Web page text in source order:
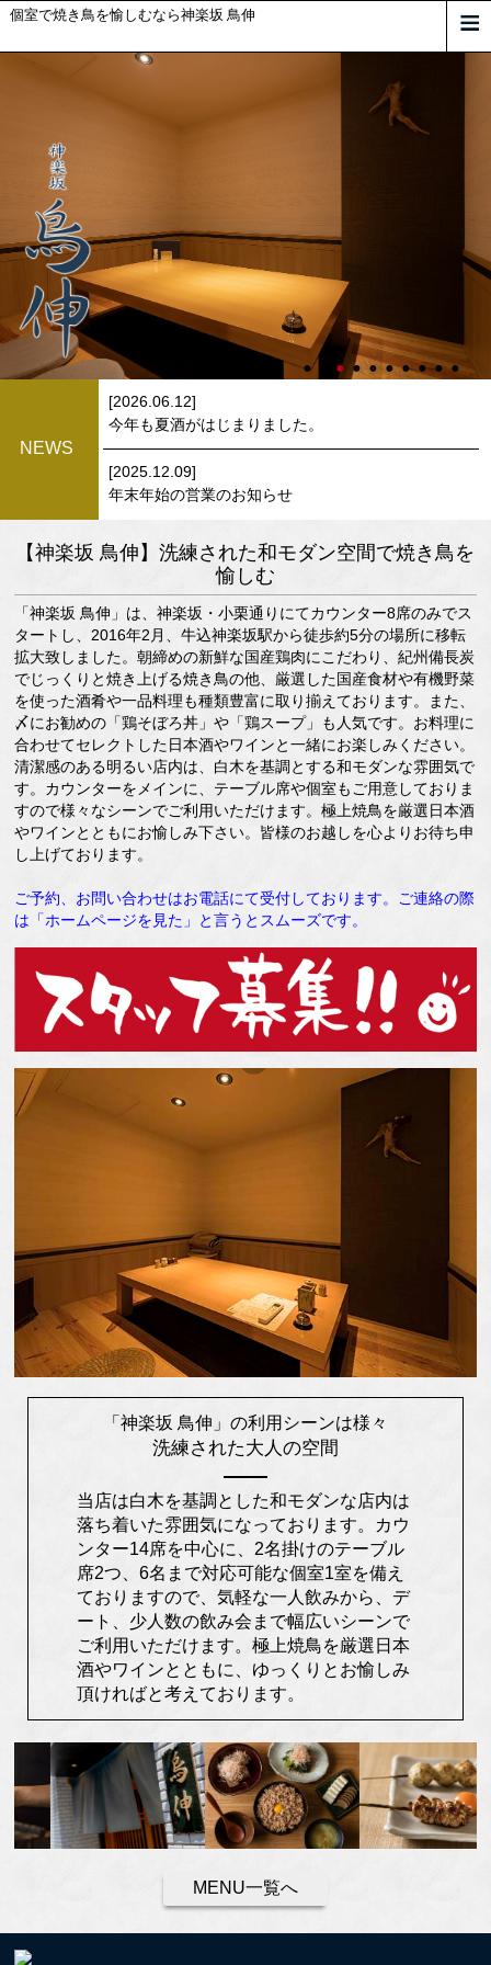
個室で焼き鳥を愉しむなら神楽坂 鳥伸
NEWS
[2026.06.12]
今年も夏酒がはじまりました。
[2025.12.09]
年末年始の営業のお知らせ
【神楽坂 鳥伸】洗練された和モダン空間で焼き鳥を
愉しむ
「神楽坂 鳥伸」は、神楽坂・小栗通りにてカウンター8席のみでス
タートし、2016年2月、牛込神楽坂駅から徒歩約5分の場所に移転
拡大致しました。朝締めの新鮮な国産鶏肉にこだわり、紀州備長炭
でじっくりと焼き上げる焼き鳥の他、厳選した国産食材や有機野菜
を使った酒肴や一品料理も種類豊富に取り揃えております。また、
〆にお勧めの「鶏そぼろ丼」や「鶏スープ」も人気です。お料理に
合わせてセレクトした日本酒やワインと一緒にお楽しみください。
清潔感のある明るい店内は、白木を基調とする和モダンな雰囲気で
す。カウンターをメインに、テーブル席や個室もご用意しておりま
すので様々なシーンでご利用いただけます。極上焼鳥を厳選日本酒
やワインとともにお愉しみ下さい。皆様のお越しを心よりお待ち申
し上げております。
ご予約、お問い合わせはお電話にて受付しております。ご連絡の際
は「ホームページを見た」と言うとスムーズです。
「神楽坂 鳥伸」の利用シーンは様々
洗練された大人の空間
当店は白木を基調とした和モダンな店内は
落ち着いた雰囲気になっております。カウ
ンター14席を中心に、2名掛けのテーブル
席2つ、6名まで対応可能な個室1室を備え
ておりますので、気軽な一人飲みから、デ
ート、少人数の飲み会まで幅広いシーンで
ご利用いただけます。極上焼鳥を厳選日本
酒やワインとともに、ゆっくりとお愉しみ
頂ければと考えております。
MENU一覧へ